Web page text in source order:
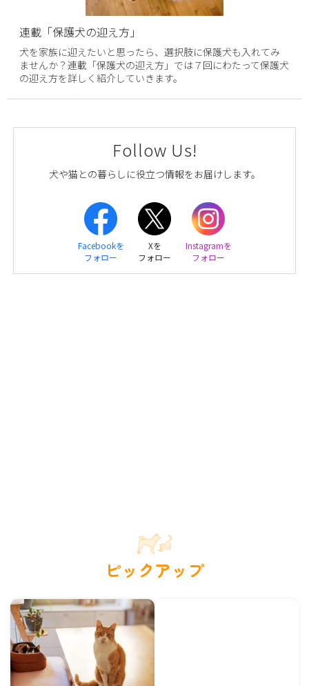
連載「保護犬の迎え方」
犬を家族に迎えたいと思ったら、選択肢に保護犬も入れてみ
ませんか？連載「保護犬の迎え方」では７回にわたって保護犬
の迎え方を詳しく紹介していきます。
Follow Us!
犬や猫との暮らしに役立つ情報をお届けします。
Facebookを
フォロー
Xを
フォロー
Instagramを
フォロー
ピックアップ